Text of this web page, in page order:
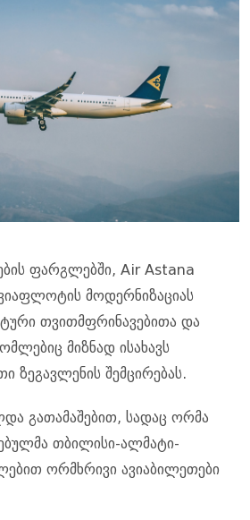
ფარგლებში, Air Astana
მოდერნიზაციას
თვითმფრინავებითა და
მიზნად ისახავს
ზეგავლენის შემცირებას.
გათამაშებით, სადაც ორმა
თბილისი-ალმატი-
ორმხრივი ავიაბილეთები